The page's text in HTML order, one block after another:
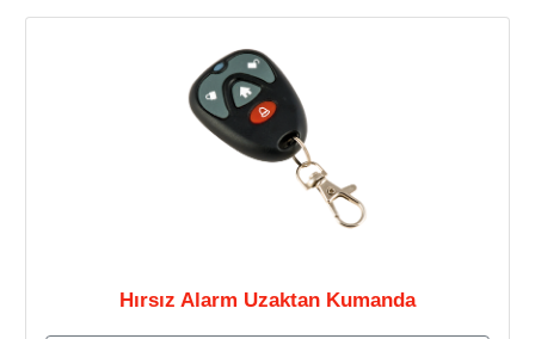
Hırsız Alarm Uzaktan Kumanda